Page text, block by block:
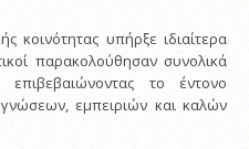
κοινότητας υπήρξε ιδιαίτερα
παρακολούθησαν συνολικά
επιβεβαιώνοντας το έντονο
εμπειριών και καλών